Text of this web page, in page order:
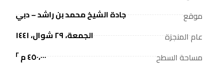
موقع
جادة الشيخ محمد بن راشد – دبي
عام المنجزة
الجمعة، ٢٩ شوال، ١٤٤١
مساحة السطح
٤٥٠،٠٠٠ م ٢